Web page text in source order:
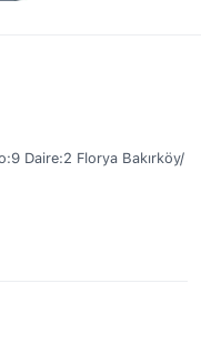
Daire:2 Florya Bakırköy/